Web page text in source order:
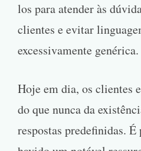
los para atender às
clientes e evitar
excessivamente genérica.
Hoje em dia, os clientes
do que nunca da
respostas predefinidas.